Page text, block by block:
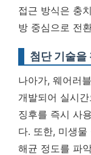
접근 방식은 충
방 중심으로 전
첨단 기술을
나아가, 웨어러
개발되어 실시
징후를 즉시 사
다. 또한, 미생
해균 정도를 파